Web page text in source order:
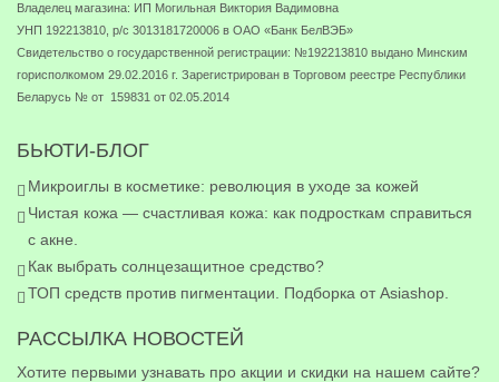
Владелец магазина: ИП Могильная Виктория Вадимовна
УНП 192213810, р/с 3013181720006 в ОАО «Банк БелВЭБ»
Свидетельство о государственной регистрации: №192213810 выдано Минским
горисполкомом 29.02.2016 г. Зарегистрирован в Торговом реестре Республики
Беларусь № от 159831 от 02.05.2014
БЬЮТИ-БЛОГ
Микроиглы в косметике: революция в уходе за кожей
Чистая кожа — счастливая кожа: как подросткам справиться
с акне.
Как выбрать солнцезащитное средство?
ТОП средств против пигментации. Подборка от Asiashop.
РАССЫЛКА НОВОСТЕЙ
Хотите первыми узнавать про акции и скидки на нашем сайте?